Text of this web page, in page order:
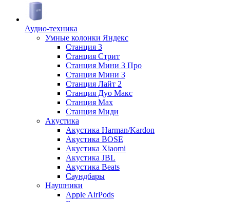
Аудио-техника
Умные колонки Яндекс
Станция 3
Станция Стрит
Станция Мини 3 Про
Станция Мини 3
Станция Лайт 2
Станция Дуо Макс
Станция Max
Станция Миди
Акустика
Акустика Harman/Kardon
Акустика BOSE
Акустика Xiaomi
Акустика JBL
Акустика Beats
Саундбары
Наушники
Apple AirPods